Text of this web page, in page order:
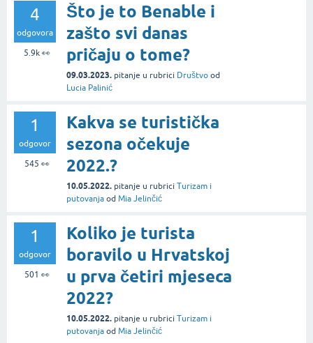
4
odgovora
5.9k👀
Što je to Benable i
zašto svi danas
pričaju o tome?
09.03.2023. pitanje u rubrici Društvo od
Lucia Palinić
1
odgovor
545 👀
Kakva se turistička
sezona očekuje
2022.?
10.05.2022. pitanje u rubrici Turizam i
putovanja od Mia Jelinčić
1
odgovor
501 👀
Koliko je turista
boravilo u Hrvatskoj
u prva četiri mjeseca
2022?
10.05.2022. pitanje u rubrici Turizam i
putovanja od Mia Jelinčić